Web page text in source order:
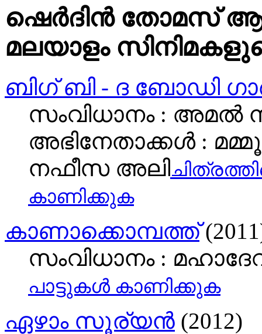
ഷെർദിൻ തോമസ്
മലയാളം
ബിഗ് ബി - ദ ബോഡി
സംവിധാനം : അമല്‍
അഭിനേതാക്കള്‍ :
നഫീസ അലി
കാണിക്കുക
കാണാക്കൊമ്പത്ത്
സംവിധാനം :
പാട്ടുകള്‍ കാണിക്കുക
ഏഴാം സൂര്യൻ (2012)